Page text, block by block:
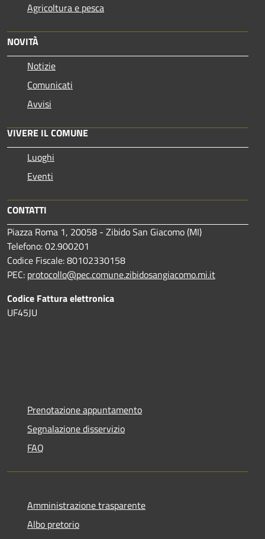
Agricoltura e pesca
NOVITÀ
Notizie
Comunicati
Avvisi
VIVERE IL COMUNE
Luoghi
Eventi
CONTATTI
Piazza Roma 1, 20058 - Zibido San Giacomo (MI)
Telefono: 02.900201
Codice Fiscale: 80102330158
PEC: protocollo@pec.comune.zibidosangiacomo.mi.it
Codice Fattura elettronica
UF45JU
Prenotazione appuntamento
Segnalazione disservizio
FAQ
Amministrazione trasparente
Albo pretorio